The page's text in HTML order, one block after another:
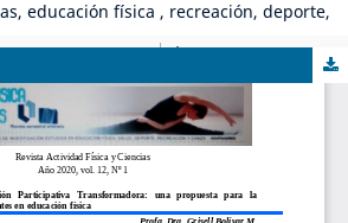
educación física , recreación, deporte,